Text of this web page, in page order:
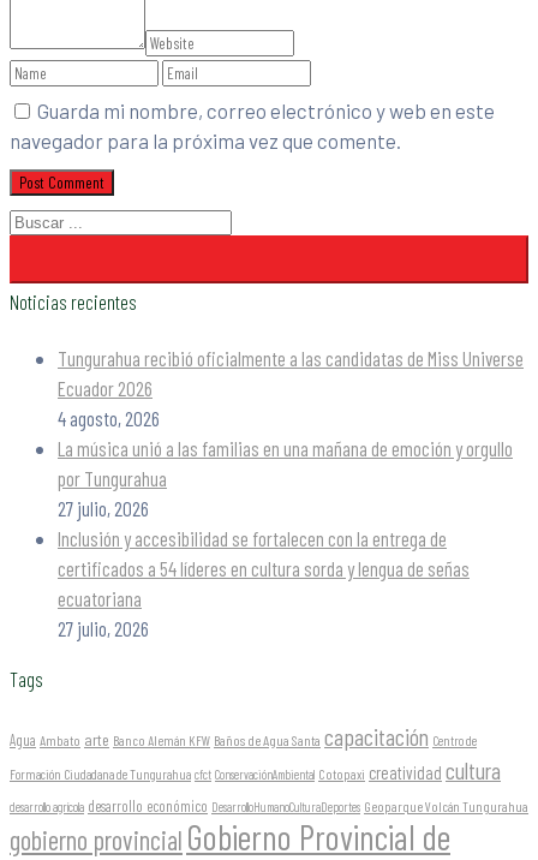
Guarda mi nombre, correo electrónico y web en este
navegador para la próxima vez que comente.
Noticias recientes
Tungurahua recibió oficialmente a las candidatas de Miss Universe
Ecuador 2026
4 agosto, 2026
La música unió a las familias en una mañana de emoción y orgullo
por Tungurahua
27 julio, 2026
Inclusión y accesibilidad se fortalecen con la entrega de
certificados a 54 líderes en cultura sorda y lengua de señas
ecuatoriana
27 julio, 2026
Tags
Agua Ambato arte Banco Alemán KFW Baños de Agua Santa capacitación Centro de
Formación Ciudadana de Tungurahua cfct ConservaciónAmbiental Cotopaxi creatividad cultura
desarrollo agrícola desarrollo económico DesarrolloHumanoCulturaDeportes Geoparque Volcán Tungurahua
gobierno provincial Gobierno Provincial de